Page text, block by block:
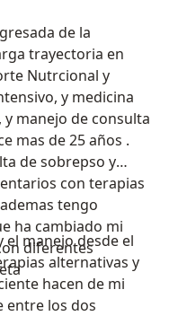
de la
Nutrcional y
mas de 25 años .
y
con terapias
desde el